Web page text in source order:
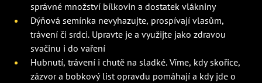
správné množství bílkovin a dostatek vlákniny
Dýňová semínka nevyhazujte, prospívají vlasům,
trávení či srdci. Upravte je a využijte jako zdravou
svačinu i do vaření
Hubnutí, trávení i chutě na sladké. Víme, kdy skořice,
zázvor a bobkový list opravdu pomáhají a kdy jde o